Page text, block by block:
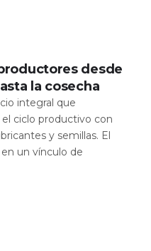
desde
la cosecha
integral que
ciclo productivo con
y semillas. El
un vínculo de